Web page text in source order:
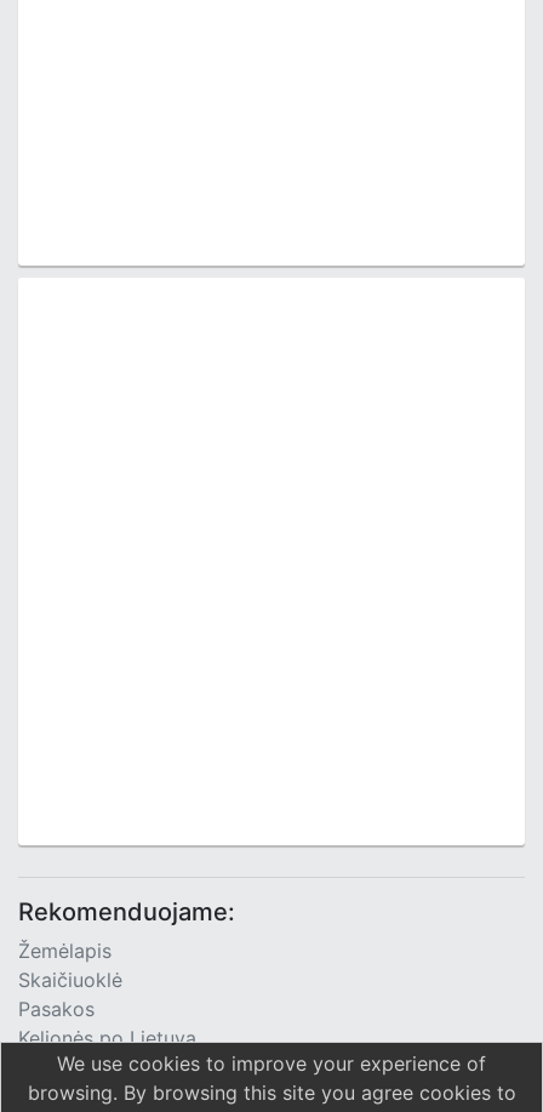
Rekomenduojame:
Žemėlapis
Skaičiuoklė
Pasakos
Kelionės po Lietuvą
TV Programa
We use cookies to improve your experience of
browsing. By browsing this site you agree cookies to